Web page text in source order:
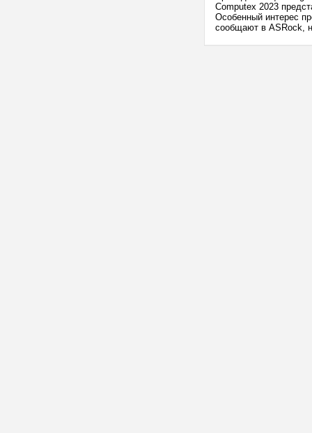
Computex 2023
Особенный интерес
сообщают в ASRock,